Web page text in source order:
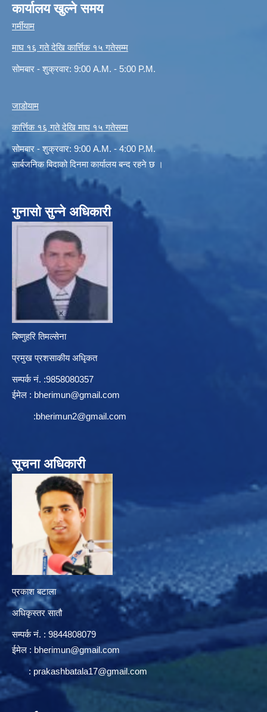
कार्यालय खुल्ने समय
गर्मीयाम
माघ १६ गते देखि कार्त्तिक १५ गतेसम्म
सोमबार - शुक्रवार: 9:00 A.M. - 5:00 P.M.
जाडोयाम
कार्त्तिक १६ गते देखि माघ १५ गतेसम्म
सोमबार - शुक्रवार: 9:00 A.M. - 4:00 P.M.
सार्बजनिक बिदाको दिनमा कार्यालय बन्द रहने छ ।
गुनासो सुन्ने अधिकारी
बिष्णुहरि तिमल्सेना
प्रमुख प्रशसाकीय अधिृकत
सम्पर्क न‌ं. :9858080357
ईमेल : bherimun@gmail.com
:bherimun2@gmail.com
सूचना अधिकारी
प्रकाश बटाला
अधिकृस्तर सातौ
सम्पर्क न‌ं. : 9844808079
ईमेल : bherimun@gmail.com
: prakashbatala17@gmail.com